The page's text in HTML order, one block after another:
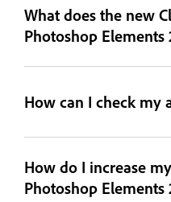
What does the new
Photoshop Elements
How can I check my
How do I increase
Photoshop Elements